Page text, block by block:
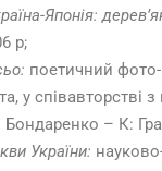
Японія:
р;
поетичний фото-
у співавторстві
Бондаренко – К:
України: